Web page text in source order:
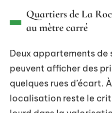
Quartiers de La
au mètre carré
Deux appartements de
peuvent afficher des
quelques rues d’écart.
localisation reste le